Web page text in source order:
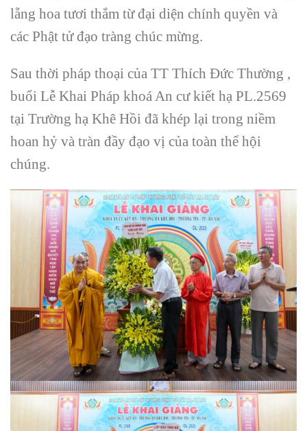
lẵng hoa tươi thắm từ đại diện chính quyền và
các Phật tử đạo tràng chúc mừng.
Sau thời pháp thoại của TT Thích Đức Thường ,
buổi Lễ Khai Pháp khoá An cư kiết hạ PL.2569
tại Trường hạ Khê Hồi đã khép lại trong niềm
hoan hỷ và tràn đầy đạo vị của toàn thể hội
chúng.